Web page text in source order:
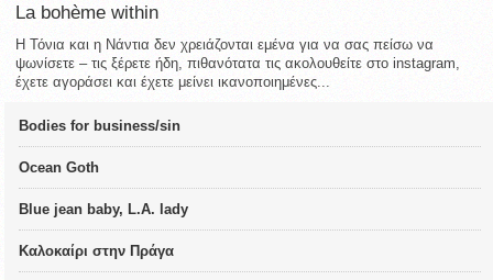
La bohème within
Η Τόνια και η Νάντια δεν χρειάζονται εμένα για να σας πείσω να
ψωνίσετε – τις ξέρετε ήδη, πιθανότατα τις ακολουθείτε στο instagram,
έχετε αγοράσει και έχετε μείνει ικανοποιημένες...
Bodies for business/sin
Ocean Goth
Blue jean baby, L.A. lady
Καλοκαίρι στην Πράγα